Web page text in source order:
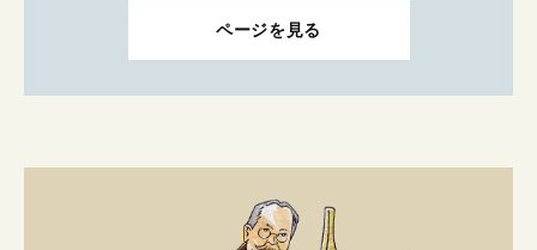
ページを見る